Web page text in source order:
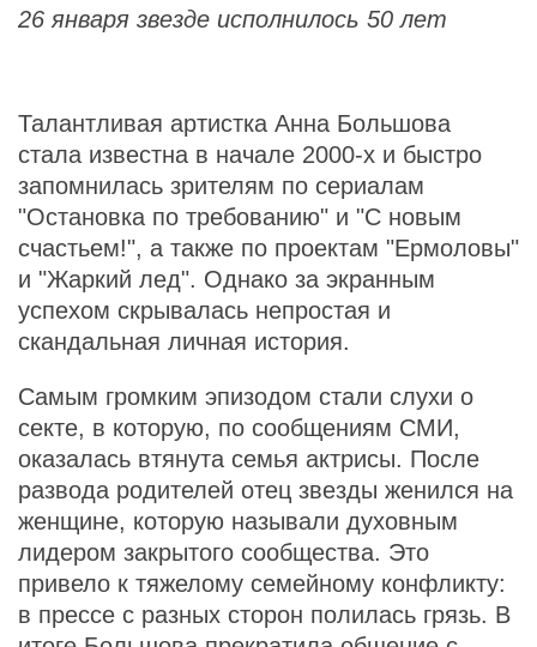
26 января звезде исполнилось 50 лет
Талантливая артистка Анна Большова
стала известна в начале 2000-х и быстро
запомнилась зрителям по сериалам
"Остановка по требованию" и "С новым
счастьем!", а также по проектам "Ермоловы"
и "Жаркий лед". Однако за экранным
успехом скрывалась непростая и
скандальная личная история.
Самым громким эпизодом стали слухи о
секте, в которую, по сообщениям СМИ,
оказалась втянута семья актрисы. После
развода родителей отец звезды женился на
женщине, которую называли духовным
лидером закрытого сообщества. Это
привело к тяжелому семейному конфликту:
в прессе с разных сторон полилась грязь. В